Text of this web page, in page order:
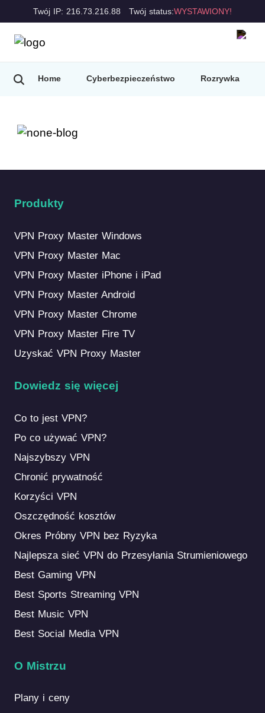
Twój IP: 216.73.216.88 Twój status:WYSTAWIONY!
Home Cyberbezpieczeństwo Rozrywka
Produkty
VPN Proxy Master Windows
VPN Proxy Master Mac
VPN Proxy Master iPhone i iPad
VPN Proxy Master Android
VPN Proxy Master Chrome
VPN Proxy Master Fire TV
Uzyskać VPN Proxy Master
Dowiedz się więcej
Co to jest VPN?
Po co używać VPN?
Najszybszy VPN
Chronić prywatność
Korzyści VPN
Oszczędność kosztów
Okres Próbny VPN bez Ryzyka
Najlepsza sieć VPN do Przesyłania Strumieniowego
Best Gaming VPN
Best Sports Streaming VPN
Best Music VPN
Best Social Media VPN
O Mistrzu
Plany i ceny